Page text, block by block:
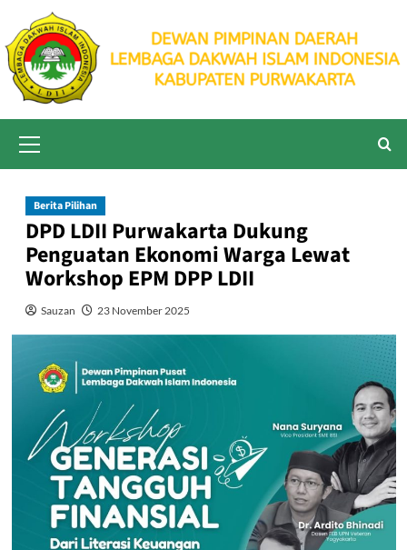
content
Menu
Berita Pilihan
DPD LDII Purwakarta Dukung
Penguatan Ekonomi Warga Lewat
Workshop EPM DPP LDII
Sauzan 23 November 2025